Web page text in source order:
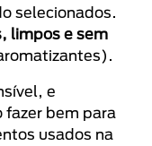
selecionados.
limpos e sem
e
fazer bem para
usados na